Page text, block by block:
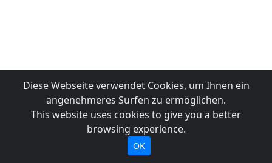
Diese Webseite verwendet Cookies, um Ihnen ein
angenehmeres Surfen zu ermöglichen.
This website uses cookies to give you a better
browsing experience.
OK